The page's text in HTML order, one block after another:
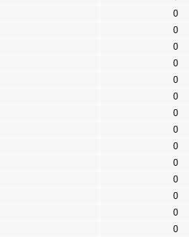
0
0
0
0
0
0
0
0
0
0
0
0
0
0